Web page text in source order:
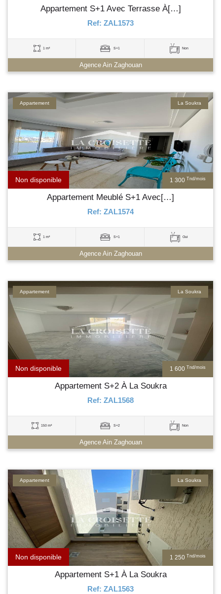
Appartement S+1 Avec Terrasse À[…]
Ref: ZAL1573
1 m² S+1 Non
Agence Ain Zaghouan
1 300 Tnd/mois
Non disponible
La Soukra
Appartement
Appartement Meublé S+1 Avec[…]
Ref: ZAL1574
1 m² S+1 Oui
Agence Ain Zaghouan
1 600 Tnd/mois
Non disponible
La Soukra
Appartement
Appartement S+2 À La Soukra
Ref: ZAL1568
150 m² S+2 Non
Agence Ain Zaghouan
1 250 Tnd/mois
Non disponible
La Soukra
Appartement
Appartement S+1 À La Soukra
Ref: ZAL1563